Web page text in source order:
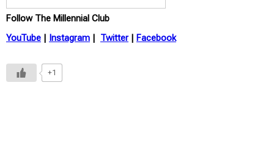
Follow The Millennial Club
YouTube | Instagram | Twitter | Facebook
+1